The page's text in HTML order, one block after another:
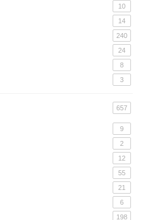
10
14
240
24
8
3
657
9
2
12
55
21
6
198